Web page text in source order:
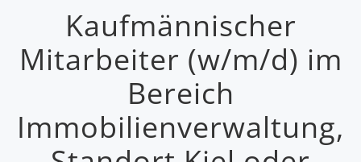
Rendsburg
JETZT DIREKT BEWERBEN
Kaufmännischer
Mitarbeiter (w/m/d) im
Bereich
Immobilienverwaltung,